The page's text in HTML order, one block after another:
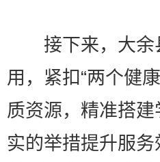
接下来，大余
用，紧扣“两个健
质资源，精准搭
实的举措提升服